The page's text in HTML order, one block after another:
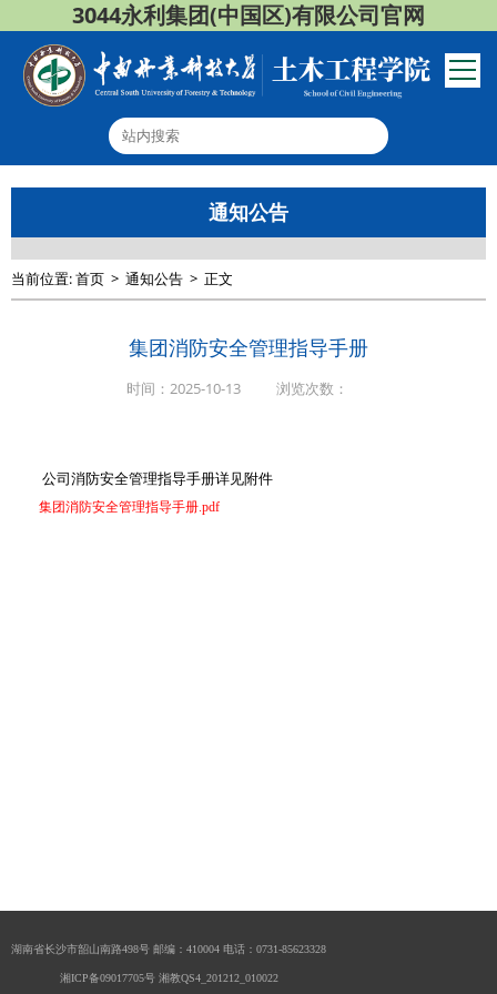
3044永利集团(中国区)有限公司官网
通知公告
当前位置:首页 > 通知公告 > 正文
集团消防安全管理指导手册
时间：2025-10-13 浏览次数：
公司消防安全管理指导手册详见附件
集团消防安全管理指导手册.pdf
湖南省长沙市韶山南路498号 邮编：410004 电话：0731-85623328
湘ICP备09017705号湘教QS4_201212_010022